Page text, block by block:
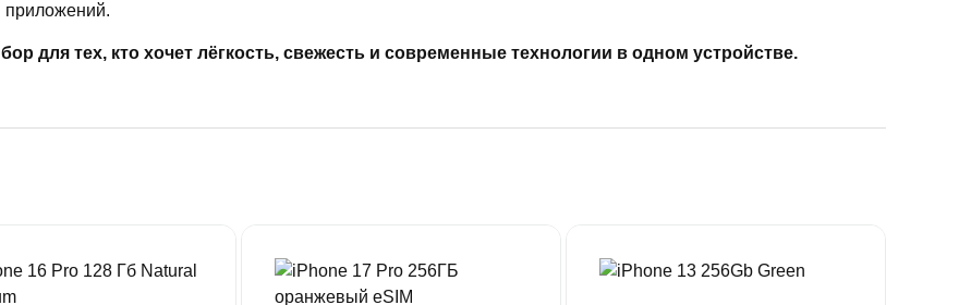
приложений.
для тех, кто хочет лёгкость, свежесть и современные технологии в одном устройстве.